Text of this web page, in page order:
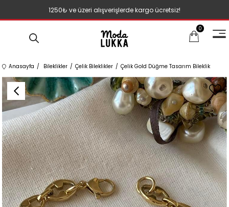
1250₺ ve üzeri alışverişlerde kargo ücretsiz!
0
Anasayfa Bileklikler Çelik Bileklikler Çelik Gold Düğme Tasarım Bileklik